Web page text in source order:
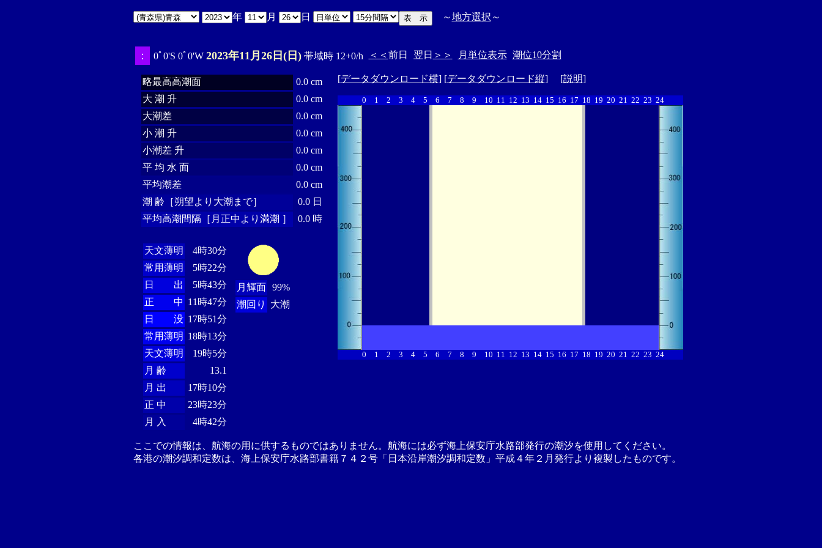
年 月 日 ～地方選択 ～
： 0ﾟ0'S 0ﾟ0'W 2023年11月26日(日)帯域時 12+0/h ＜＜ 前日 翌日 ＞＞ 月単位表示 潮位10分割
略最高高潮面
0.0 cm
大 潮 升
0.0 cm
大潮差
0.0 cm
小 潮 升
0.0 cm
小潮差 升
0.0 cm
平 均 水 面
0.0 cm
平均潮差
0.0 cm
潮 齢［朔望より大潮まで］
0.0 日
平均高潮間隔［月正中より満潮 ］
0.0 時
天文薄明
4時30分
常用薄明
5時22分
日 出
5時43分
正 中 11時47分
日 没 17時51分
常用薄明 18時13分
天文薄明
19時5分
月 齢
13.1
月 出
17時10分
正 中
23時23分
月 入
4時42分
月輝面
99%
潮回り
大潮
[データダウンロード横] [データダウンロード縦] [説明]
0 1 2 3 4 5 6 7 8 9 10 11 12 13 14 15 16 17 18 19 20 21 22 23 24
0 1 2 3 4 5 6 7 8 9 10 11 12 13 14 15 16 17 18 19 20 21 22 23 24
ここでの情報は、航海の用に供するものではありません。航海には必ず海上保安庁水路部発行の潮汐を使用してください。
各港の潮汐調和定数は、海上保安庁水路部書籍７４２号「日本沿岸潮汐調和定数」平成４年２月発行より複製したものです。